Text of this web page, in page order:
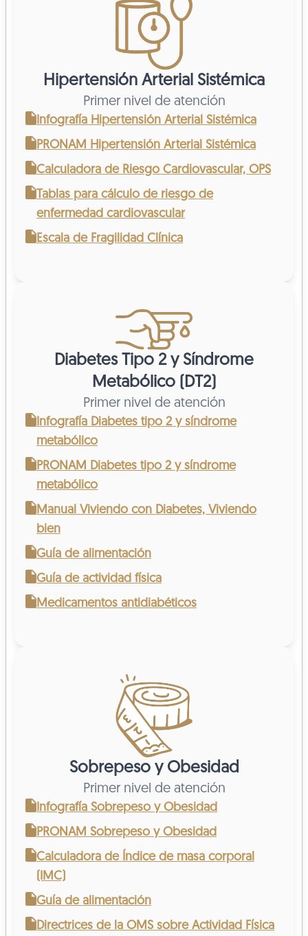
Hipertensión Arterial Sistémica
Primer nivel de atención
Infografía Hipertensión Arterial Sistémica
PRONAM Hipertensión Arterial Sistémica
Calculadora de Riesgo Cardiovascular, OPS
Tablas para cálculo de riesgo de
enfermedad cardiovascular
Escala de Fragilidad Clínica
Diabetes Tipo 2 y Síndrome
Metabólico (DT2)
Primer nivel de atención
Infografía Diabetes tipo 2 y síndrome
metabólico
PRONAM Diabetes tipo 2 y síndrome
metabólico
Manual Viviendo con Diabetes, Viviendo
bien
Guía de alimentación
Guía de actividad física
Medicamentos antidiabéticos
Sobrepeso y Obesidad
Primer nivel de atención
Infografía Sobrepeso y Obesidad
PRONAM Sobrepeso y Obesidad
Calculadora de Índice de masa corporal
(IMC)
Guía de alimentación
Directrices de la OMS sobre Actividad Física